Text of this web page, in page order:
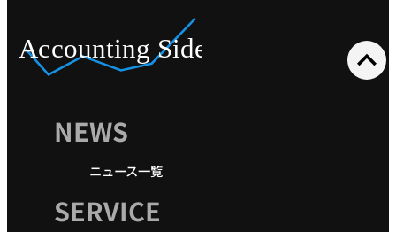
expand_less
NEWS
ニュース一覧
SERVICE